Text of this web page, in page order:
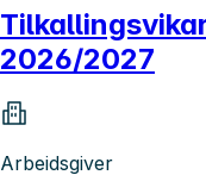
2026/2027
Arbeidsgiver